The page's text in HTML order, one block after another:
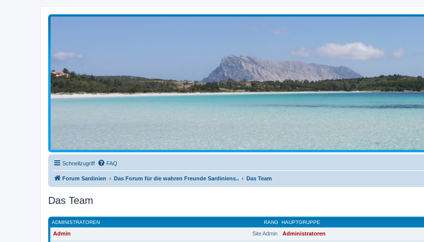
Schnellzugriff FAQ
Forum Sardinien Das Forum für die wahren Freunde Sardiniens.. Das Team
Das Team
RANG
ADMINISTRATOREN HAUPTGRUPPE
Site Admin
Admin Administratoren